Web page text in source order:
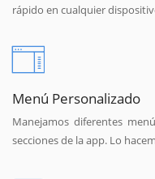
rápido en cualquier
Menú Personalizado
Manejamos diferentes
secciones de la app. Lo